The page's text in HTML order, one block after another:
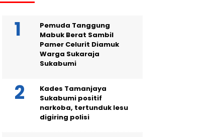
Pemuda Tanggung
Mabuk Berat Sambil
Pamer Celurit Diamuk
Warga Sukaraja
Sukabumi
Kades Tamanjaya
Sukabumi positif
narkoba, tertunduk lesu
digiring polisi